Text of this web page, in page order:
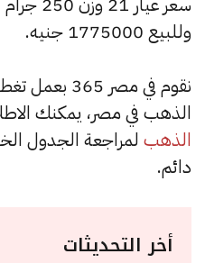
وللبيع 1775000 جنيه.
نقوم في مصر
الذهب في مصر، يمكنك
الذهب لمراجعة الجدول
دائم.
أخر التحديثات